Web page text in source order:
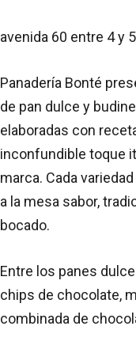
avenida 60 entre 4 y 5
Panadería Bonté
de pan dulce y
elaboradas con
inconfundible toque
marca. Cada
a la mesa sabor,
bocado.
Entre los panes
chips de chocolate,
combinada de